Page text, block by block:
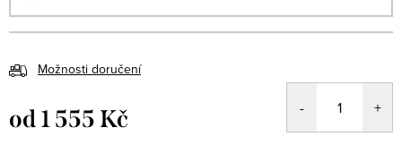
Možnosti doručení
od1 555 Kč